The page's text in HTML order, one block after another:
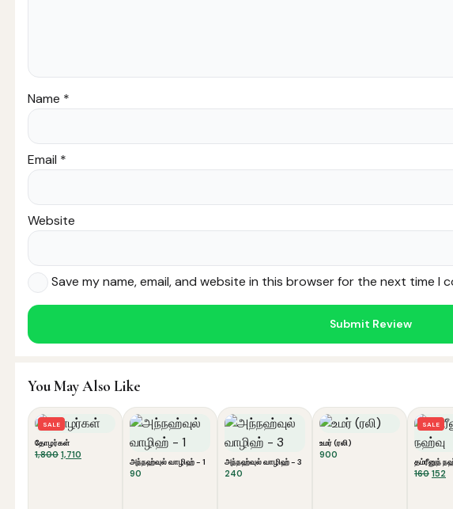
Name *
Email *
Website
Save my name, email, and website in this browser for the next time I
You May Also Like
SALE
தோழர்கள்
1,800 Original
1,710
அந்நஹ்வுல் வாழிஹ் - 1
90
அந்நஹ்வுல் வாழிஹ் - 3
240
உமர் (ரலி)
900
SALE
தம்ரீனுந்
160 152